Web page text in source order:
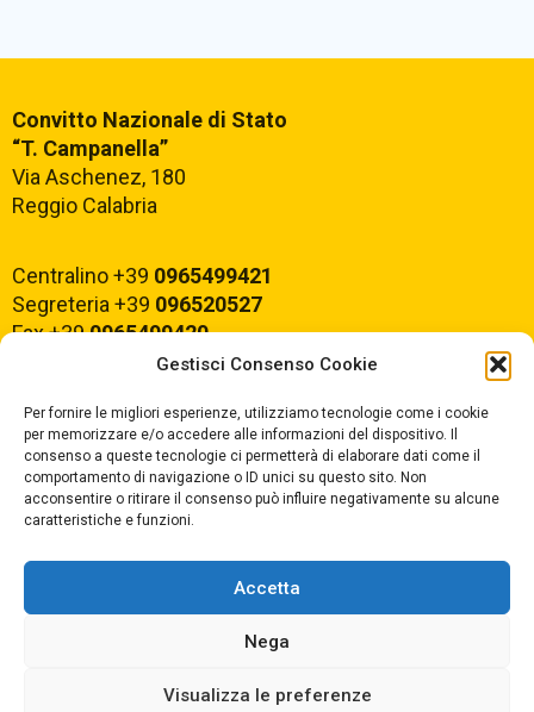
Gestisci Consenso Cookie
Per fornire le migliori esperienze, utilizziamo tecnologie come i cookie
per memorizzare e/o accedere alle informazioni del dispositivo. Il
consenso a queste tecnologie ci permetterà di elaborare dati come il
comportamento di navigazione o ID unici su questo sito. Non
acconsentire o ritirare il consenso può influire negativamente su alcune
caratteristiche e funzioni.
Accetta
Nega
Visualizza le preferenze
Convitto Nazionale di Stato
“T. Campanella”
Via Aschenez, 180
Reggio Calabria
Centralino +39 0965499421
Segreteria +39 096520527
Fax +390965499420
E-mail: rcvc010005@istruzione.it
PEC:rcvc010005@pec.istruzione.it
ORARIO DI APERTURA
Dal lunedì al Venerdì
dalle ore 07,00 alle ore 18,30
Copyright © 2025 Convitto Nazionale di Stato